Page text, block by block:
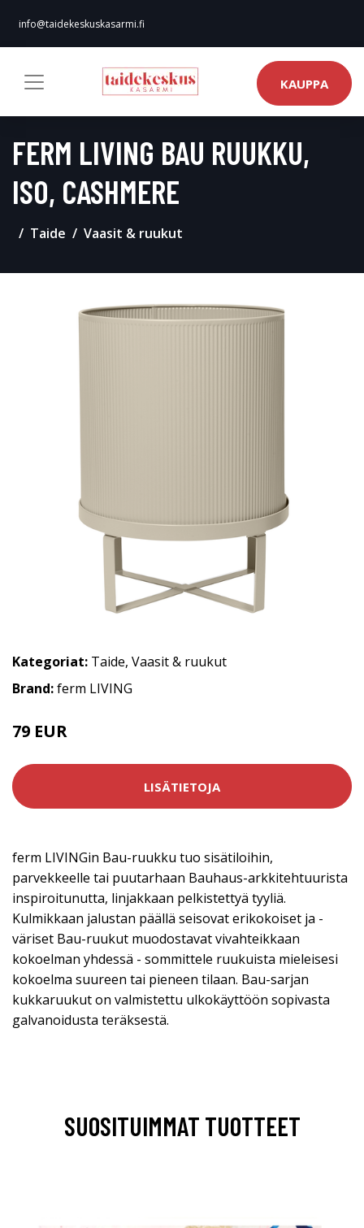
info@taidekeskuskasarmi.fi
KAUPPA
FERM LIVING BAU RUUKKU,
ISO, CASHMERE
Taide Vaasit & ruukut
Kategoriat: Taide, Vaasit & ruukut
Brand:ferm LIVING
79 EUR
LISÄTIETOJA
ferm LIVINGin Bau-ruukku tuo sisätiloihin,
parvekkeelle tai puutarhaan Bauhaus-arkkitehtuurista
inspiroitunutta, linjakkaan pelkistettyä tyyliä.
Kulmikkaan jalustan päällä seisovat erikokoiset ja -
väriset Bau-ruukut muodostavat vivahteikkaan
kokoelman yhdessä - sommittele ruukuista mieleisesi
kokoelma suureen tai pieneen tilaan. Bau-sarjan
kukkaruukut on valmistettu ulkokäyttöön sopivasta
galvanoidusta teräksestä.
SUOSITUIMMAT TUOTTEET